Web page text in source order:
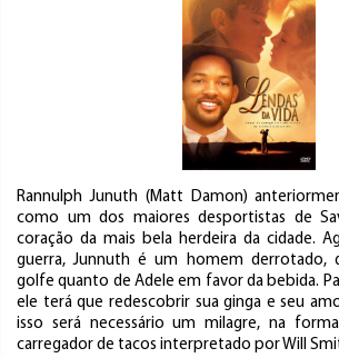
Rannulph Junuth (Matt Damon)
como um dos maiores desportistas de
coração da mais bela herdeira da cidade.
guerra, Junnuth é um homem derrotado,
golfe quanto de Adele em favor da bebida.
ele terá que redescobrir sua ginga e seu
isso será necessário um milagre, na
carregador de tacos interpretado por Will